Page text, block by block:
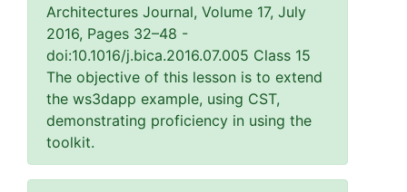
Architectures Journal, Volume 17, July
2016, Pages 32–48 -
doi:10.1016/j.bica.2016.07.005 Class 15
The objective of this lesson is to extend
the ws3dapp example, using CST,
demonstrating proficiency in using the
toolkit.